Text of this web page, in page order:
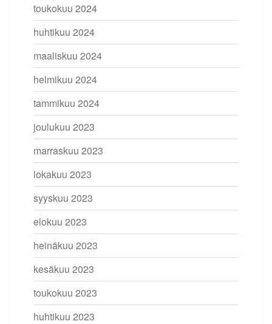
toukokuu 2024
huhtikuu 2024
maaliskuu 2024
helmikuu 2024
tammikuu 2024
joulukuu 2023
marraskuu 2023
lokakuu 2023
syyskuu 2023
elokuu 2023
heinäkuu 2023
kesäkuu 2023
toukokuu 2023
huhtikuu 2023